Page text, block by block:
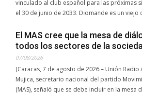
vinculado al club español para las próximas
el 30 de junio de 2033. Diomande es un
El MAS cree que la mesa de
todos los sectores de la
07/08/2026
(Caracas, 7 de agosto de 2026 – Unión Radio
Mujica, secretario nacional del partido
(MAS), señaló que se debe incluir en la mesa